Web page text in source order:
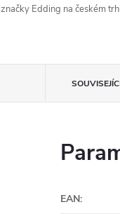
značky Edding na českém
EAN: